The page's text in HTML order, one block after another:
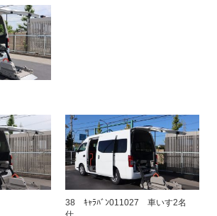
38 ｷｬﾗﾊﾞﾝ011027 車いす2名